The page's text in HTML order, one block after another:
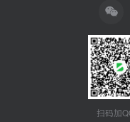
扫码加